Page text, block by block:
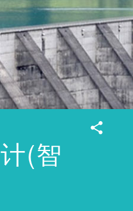
(智